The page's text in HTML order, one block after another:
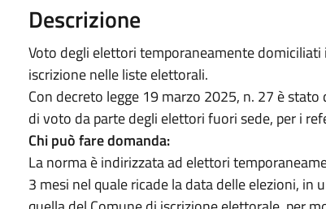
Descrizione
Voto degli elettori temporaneamente
iscrizione nelle liste elettorali.
Con decreto legge 19 marzo 2025, n. 27 è
di voto da parte degli elettori fuori sede, per i
Chi può fare domanda:
La norma è indirizzata ad elettori
3 mesi nel quale ricade la data delle elezioni, in